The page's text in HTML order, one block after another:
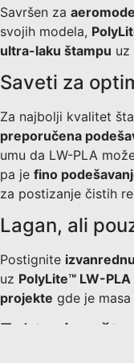
Savršen za
svojih modela,
ultra-laku štampu uz
Saveti za
Za najbolji kvalitet
preporučena
umu da LW-PLA
pa je fino
za postizanje čistih
Lagan, ali
Postignite
uz PolyLite™ LW-PLA
projekte gde je
Zahtevi za